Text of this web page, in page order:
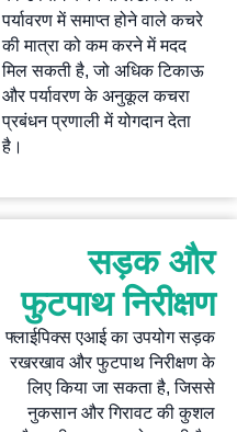
पर्यावरण में समाप्त होने वाले कचरे
की मात्रा को कम करने में मदद
मिल सकती है, जो अधिक टिकाऊ
और पर्यावरण के अनुकूल कचरा
प्रबंधन प्रणाली में योगदान देता
है।
सड़क और
फुटपाथ निरीक्षण
फ्लाईपिक्स एआई का उपयोग सड़क
रखरखाव और फुटपाथ निरीक्षण के
लिए किया जा सकता है, जिससे
नुकसान और गिरावट की कुशल